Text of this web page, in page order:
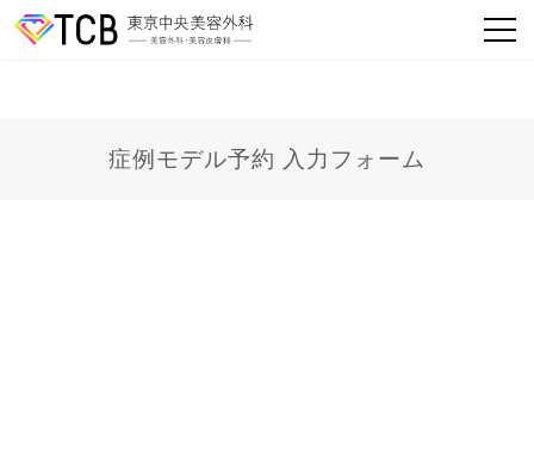
症例モデル予約 入力フォーム